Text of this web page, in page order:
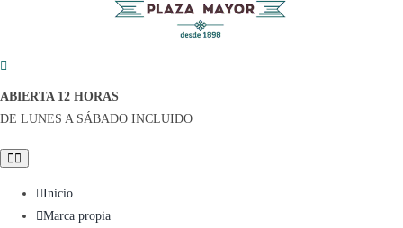
ABIERTA 12 HORAS
DE LUNES A SÁBADO INCLUIDO
Toggle
Navigation
Inicio
Marca propia